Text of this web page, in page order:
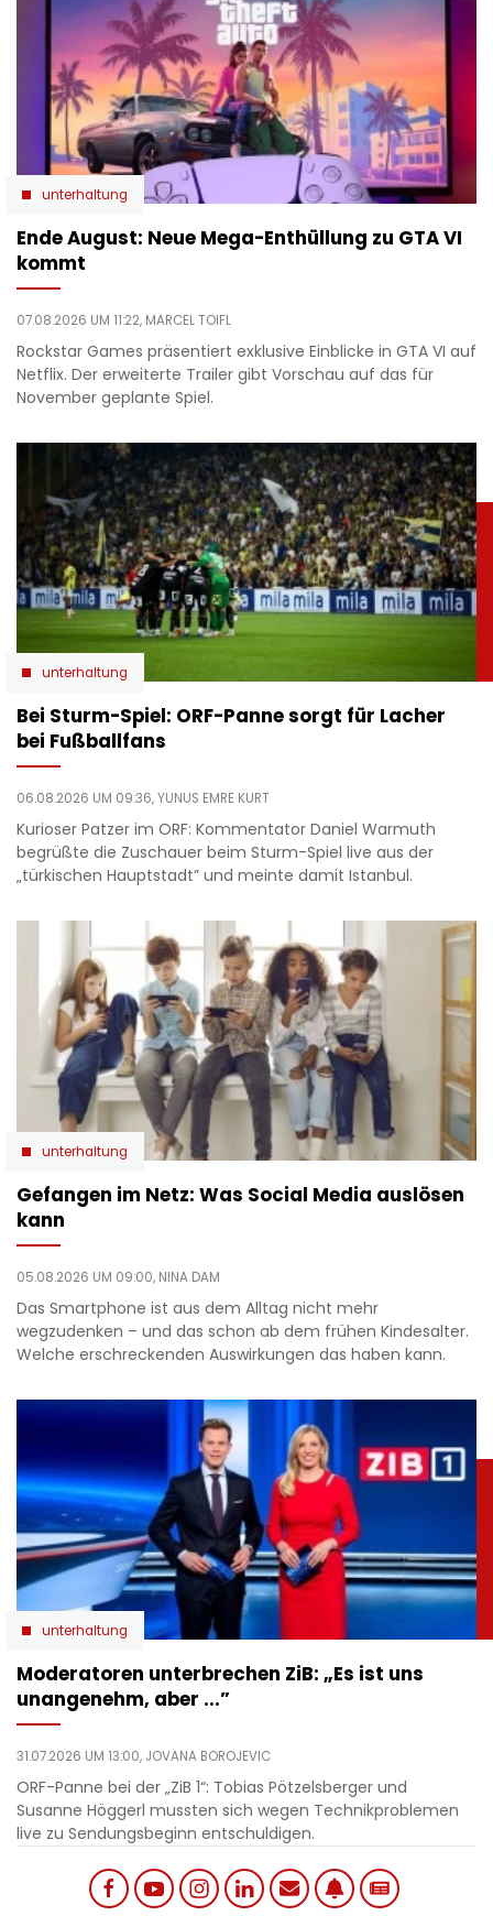
unterhaltung
Ende August: Neue Mega-Enthüllung zu GTA VI
kommt
07.08.2026 UM 11:22, MARCEL TOIFL
Rockstar Games präsentiert exklusive Einblicke in GTA VI auf
Netflix. Der erweiterte Trailer gibt Vorschau auf das für
November geplante Spiel.
unterhaltung
Bei Sturm-Spiel: ORF-Panne sorgt für Lacher
bei Fußballfans
06.08.2026 UM 09:36,YUNUS EMRE KURT
Kurioser Patzer im ORF: Kommentator Daniel Warmuth
begrüßte die Zuschauer beim Sturm-Spiel live aus der
„türkischen Hauptstadt” und meinte damit Istanbul.
unterhaltung
Gefangen im Netz: Was Social Media auslösen
kann
05.08.2026 UM 09:00, NINA DAM
Das Smartphone ist aus dem Alltag nicht mehr
wegzudenken – und das schon ab dem frühen Kindesalter.
Welche erschreckenden Auswirkungen das haben kann.
unterhaltung
Moderatoren unterbrechen ZiB: „Es ist uns
unangenehm, aber ...”
31.07.2026 UM 13:00, JOVANA BOROJEVIC
ORF-Panne bei der „ZiB 1“: Tobias Pötzelsberger und
Susanne Höggerl mussten sich wegen Technikproblemen
live zu Sendungsbeginn entschuldigen.